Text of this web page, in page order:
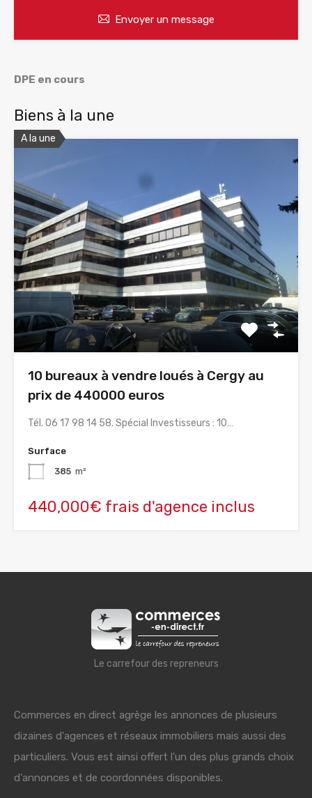
Envoyer un message
DPE en cours
Biens à la une
A la une
10 bureaux à vendre loués à Cergy au
prix de 440000 euros
Tél. 06 17 98 14 58. Spécial Investisseurs : 10…
Surface
385 m²
440,000€ frais d'agence inclus
Le carrefour des repreneurs
Commerces en direct agrège les annonces de plusieurs
dizaines d'agences et réseaux immobiliers mais aussi des
particuliers. Vous est ainsi offert l'un des plus grands choix
d'annonces et de coordonnées disponibles.